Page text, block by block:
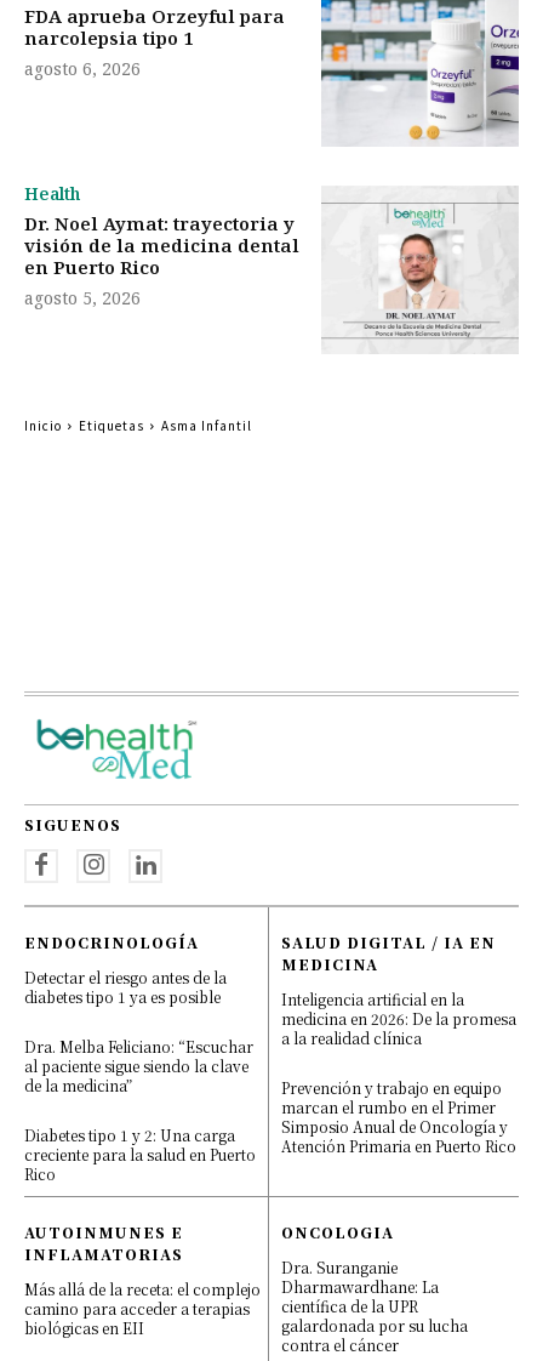
FDA aprueba Orzeyful para
narcolepsia tipo 1
agosto 6, 2026
Health
Dr. Noel Aymat: trayectoria y
visión de la medicina dental
en Puerto Rico
agosto 5, 2026
Inicio Etiquetas Asma Infantil
SIGUENOS
ENDOCRINOLOGÍA
Detectar el riesgo antes de la
diabetes tipo 1 ya es posible
Dra. Melba Feliciano: “Escuchar
al paciente sigue siendo la clave
de la medicina”
Diabetes tipo 1 y 2: Una carga
creciente para la salud en Puerto
Rico
SALUD DIGITAL / IA EN
MEDICINA
Inteligencia artificial en la
medicina en 2026: De la promesa
a la realidad clínica
Prevención y trabajo en equipo
marcan el rumbo en el Primer
Simposio Anual de Oncología y
Atención Primaria en Puerto Rico
AUTOINMUNES E
INFLAMATORIAS
Más allá de la receta: el complejo
camino para acceder a terapias
biológicas en EII
ONCOLOGIA
Dra. Suranganie
Dharmawardhane: La
científica de la UPR
galardonada por su lucha
contra el cáncer